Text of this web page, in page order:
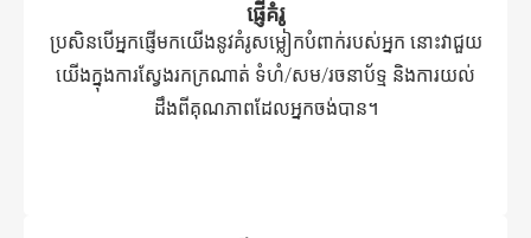
ផ្ញើគំរូ
ប្រសិនបើអ្នកផ្ញើមកយើងនូវគំរូសម្លៀកបំពាក់របស់អ្នក នោះវាជួយ
យើងក្នុងការស្វែងរកក្រណាត់ ទំហំ/សម/រចនាប័ទ្ម និងការយល់
ដឹងពីគុណភាពដែលអ្នកចង់បាន។